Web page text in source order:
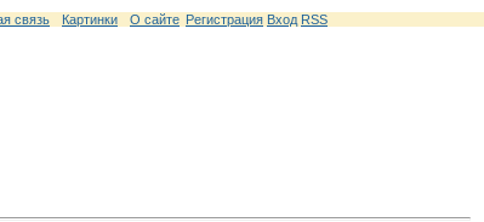
связь Картинки О сайте Регистрация Вход RSS